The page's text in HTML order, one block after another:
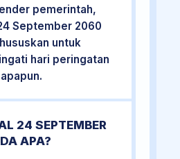
pemerintah,
September 2060
untuk
hari peringatan
24 SEPTEMBER
APA?